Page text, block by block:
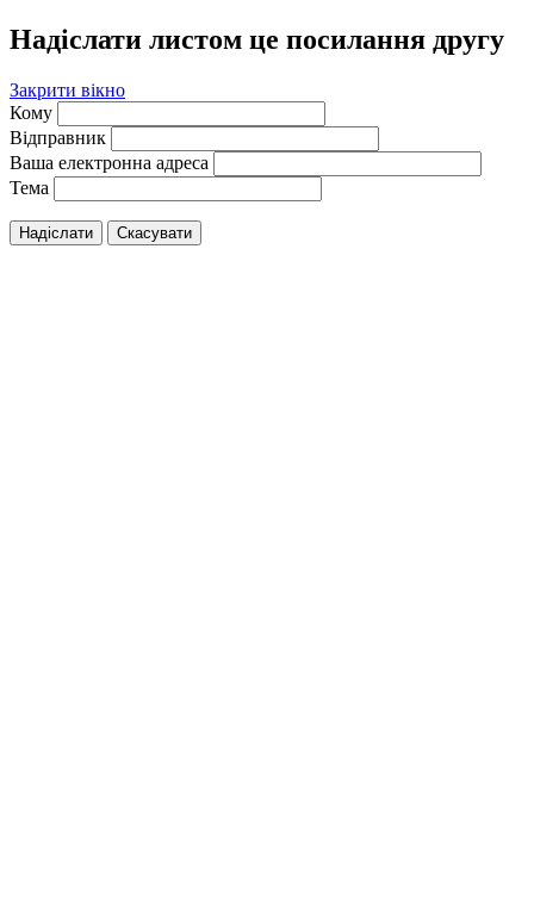
Надіслати листом це посилання другу
Закрити вікно
Кому
Відправник
Ваша електронна адреса
Тема
Надіслати Скасувати